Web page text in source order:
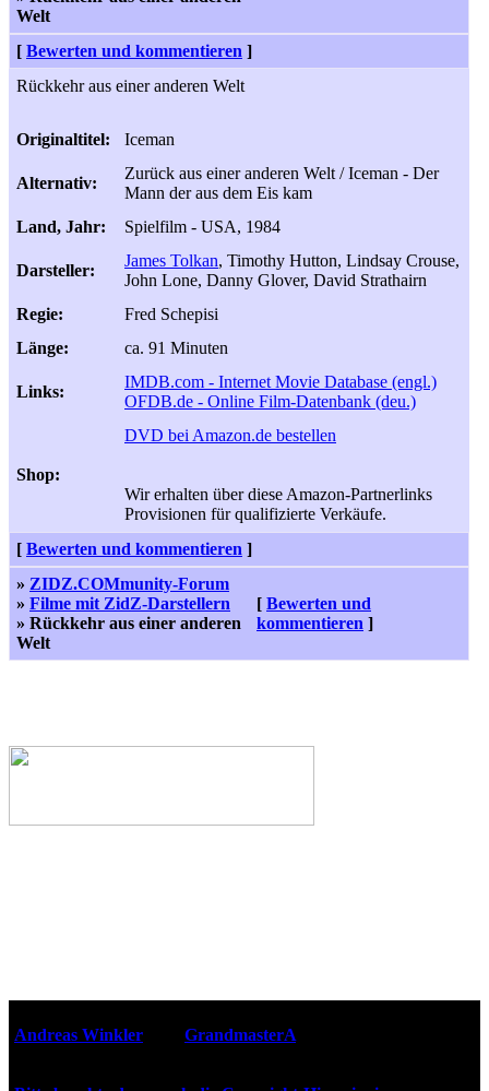
Welt
[ Bewerten und kommentieren ]
Rückkehr aus einer anderen Welt
Originaltitel: Iceman
Alternativ:
Zurück aus einer anderen Welt / Iceman - Der
Mann der aus dem Eis kam
Land, Jahr:
Spielfilm - USA, 1984
Darsteller:
James Tolkan, Timothy Hutton, Lindsay Crouse,
John Lone, Danny Glover, David Strathairn
Regie:
Fred Schepisi
Länge:
ca. 91 Minuten
Links:
IMDB.com - Internet Movie Database (engl.)
OFDB.de - Online Film-Datenbank (deu.)
Shop:
DVD bei Amazon.de bestellen
Wir erhalten über diese Amazon-Partnerlinks
Provisionen für qualifizierte Verkäufe.
[ Bewerten und kommentieren ]
» ZIDZ.COMmunity-Forum
» Filme mit ZidZ-Darstellern
» Rückkehr aus einer anderen
Welt
[ Bewerten und
kommentieren ]
Andreas Winkler
GrandmasterA